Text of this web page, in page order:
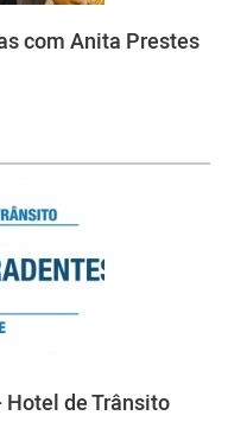
com Anita Prestes
de Trânsito